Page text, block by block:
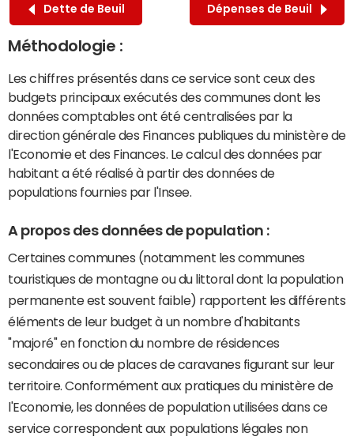
Dette de Beuil Dépenses de Beuil
Méthodologie :
Les chiffres présentés dans ce service sont ceux des
budgets principaux exécutés des communes dont les
données comptables ont été centralisées par la
direction générale des Finances publiques du ministère de
l'Economie et des Finances. Le calcul des données par
habitant a été réalisé à partir des données de
populations fournies par l'Insee.
A propos des données de population :
Certaines communes (notamment les communes
touristiques de montagne ou du littoral dont la population
permanente est souvent faible) rapportent les différents
éléments de leur budget à un nombre d'habitants
"majoré" en fonction du nombre de résidences
secondaires ou de places de caravanes figurant sur leur
territoire. Conformément aux pratiques du ministère de
l'Economie, les données de population utilisées dans ce
service correspondent aux populations légales non